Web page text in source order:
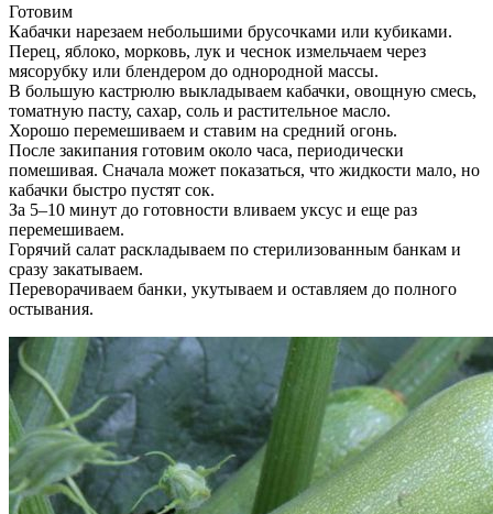
Готовим
Кабачки нарезаем небольшими брусочками или кубиками.
Перец, яблоко, морковь, лук и чеснок измельчаем через
мясорубку или блендером до однородной массы.
В большую кастрюлю выкладываем кабачки, овощную смесь,
томатную пасту, сахар, соль и растительное масло.
Хорошо перемешиваем и ставим на средний огонь.
После закипания готовим около часа, периодически
помешивая. Сначала может показаться, что жидкости мало, но
кабачки быстро пустят сок.
За 5–10 минут до готовности вливаем уксус и еще раз
перемешиваем.
Горячий салат раскладываем по стерилизованным банкам и
сразу закатываем.
Переворачиваем банки, укутываем и оставляем до полного
остывания.